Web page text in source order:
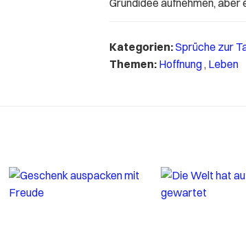
Kategorien:Sprüche zur
Themen: Hoffnung , Leben